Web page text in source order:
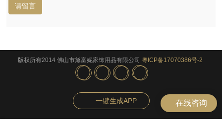
请留言
版权所有2014 佛山市黛富妮家饰用品有限公司 粤ICP备17070386号-2
一键生成APP 在线咨询